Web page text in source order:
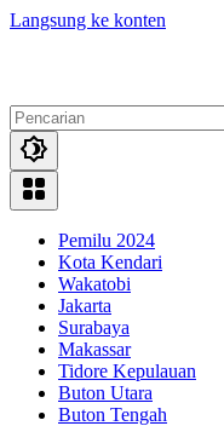
Langsung ke konten
Pemilu 2024
Kota Kendari
Wakatobi
Jakarta
Surabaya
Makassar
Tidore Kepulauan
Buton Utara
Buton Tengah